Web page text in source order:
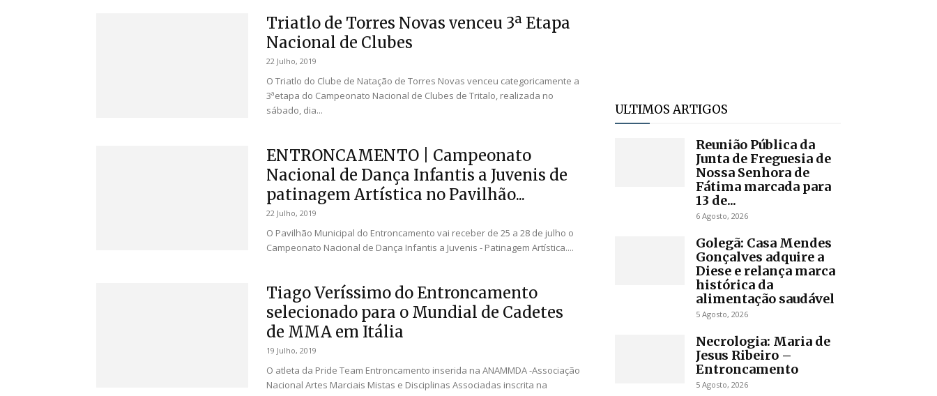
Triatlo de Torres Novas venceu 3ª Etapa
Nacional de Clubes
22 Julho, 2019
O Triatlo do Clube de Natação de Torres Novas venceu categoricamente a
3ªetapa do Campeonato Nacional de Clubes de Tritalo, realizada no
sábado, dia...
ENTRONCAMENTO | Campeonato
Nacional de Dança Infantis a Juvenis de
patinagem Artística no Pavilhão...
22 Julho, 2019
O Pavilhão Municipal do Entroncamento vai receber de 25 a 28 de julho o
Campeonato Nacional de Dança Infantis a Juvenis - Patinagem Artística....
Tiago Veríssimo do Entroncamento
selecionado para o Mundial de Cadetes
de MMA em Itália
19 Julho, 2019
O atleta da Pride Team Entroncamento inserida na ANAMMDA -Associação
Nacional Artes Marciais Mistas e Disciplinas Associadas inscrita na
ULTIMOS ARTIGOS
Reunião Pública da
Junta de Freguesia de
Nossa Senhora de
Fátima marcada para
13 de...
6 Agosto, 2026
Golegã: Casa Mendes
Gonçalves adquire a
Diese e relança marca
histórica da
alimentação saudável
5 Agosto, 2026
Necrologia: Maria de
Jesus Ribeiro –
Entroncamento
5 Agosto, 2026